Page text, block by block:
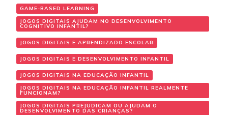
GAME-BASED LEARNING
JOGOS DIGITAIS AJUDAM NO DESENVOLVIMENTO
COGNITIVO INFANTIL?
JOGOS DIGITAIS E APRENDIZADO ESCOLAR
JOGOS DIGITAIS E DESENVOLVIMENTO INFANTIL
JOGOS DIGITAIS NA EDUCAÇÃO INFANTIL
JOGOS DIGITAIS NA EDUCAÇÃO INFANTIL REALMENTE
FUNCIONAM?
JOGOS DIGITAIS PREJUDICAM OU AJUDAM O
DESENVOLVIMENTO DAS CRIANÇAS?